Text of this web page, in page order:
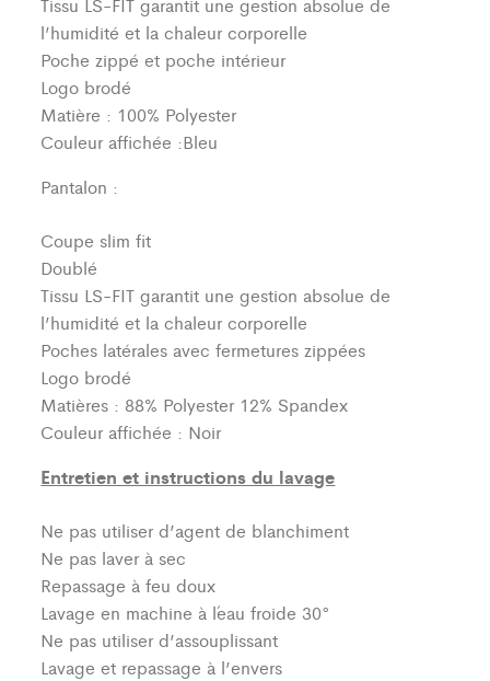
l’humidité et la chaleur corporelle
Poche zippé et poche intérieur
Logo brodé
Matière : 100% Polyester
Couleur affichée :Bleu
Pantalon :
Coupe slim fit
Doublé
Tissu LS-FIT garantit une gestion absolue de
l’humidité et la chaleur corporelle
Poches latérales avec fermetures zippées
Logo brodé
Matières : 88% Polyester 12% Spandex
Couleur affichée : Noir
Entretien et instructions du lavage
Ne pas utiliser d’agent de blanchiment
Ne pas laver à sec
Repassage à feu doux
Lavage en machine à l´eau froide 30°
Ne pas utiliser d’assouplissant
Lavage et repassage à l’envers